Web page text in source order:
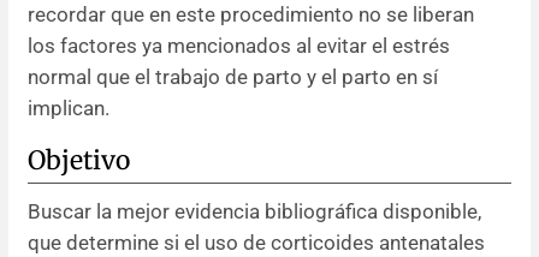
recordar que en este procedimiento no se liberan
los factores ya mencionados al evitar el estrés
normal que el trabajo de parto y el parto en sí
implican.
Objetivo
Buscar la mejor evidencia bibliográfica disponible,
que determine si el uso de corticoides antenatales